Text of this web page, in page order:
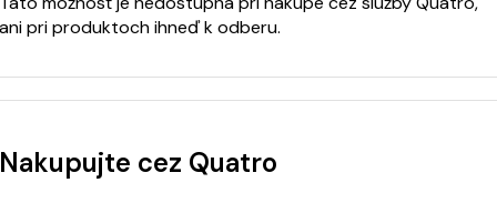
ani pri produktoch ihneď k odberu.
Nakupujte cez Quatro